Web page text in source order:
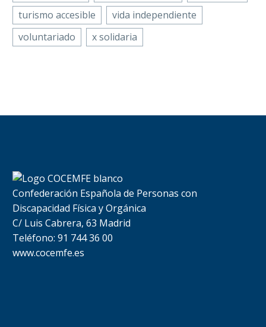
turismo accesible
vida independiente
voluntariado
x solidaria
Confederación Española de Personas con
Discapacidad Física y Orgánica
C/ Luis Cabrera, 63 Madrid
Teléfono: 91 744 36 00
www.cocemfe.es